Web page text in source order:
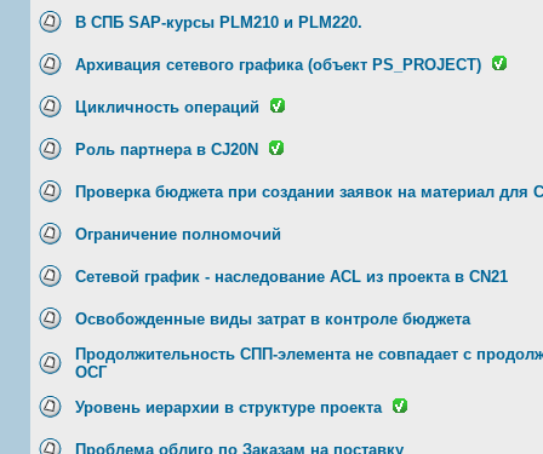
В СПБ SAP-курсы PLM210 и PLM220.
Архивация сетевого графика (объект PS_PROJECT)
Цикличность операций
Роль партнера в CJ20N
Проверка бюджета при создании заявок на материал для
Ограничение полномочий
Сетевой график - наследование ACL из проекта в CN21
Освобожденные виды затрат в контроле бюджета
Продолжительность СПП-элемента не совпадает с
ОСГ
Уровень иерархии в структуре проекта
Проблема облиго по Заказам на поставку